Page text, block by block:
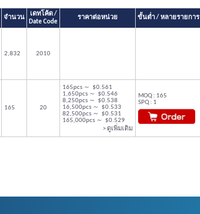
จำนวน
เดทโค้ด /
Date Code
ราคาต่อหน่วย ขั้นต่ำ / หลายรายการ
2,832 2010
165 20
165pcs ～ $0.561
1,650pcs ～ $0.546
8,250pcs ～ $0.538
16,500pcs ～ $0.533
82,500pcs ～ $0.531
165,000pcs ～ $0.529
> ดูเพิ่มเติม
MOQ : 165
SPQ : 1